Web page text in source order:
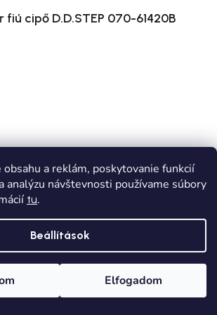
a reklám, poskytovanie funkcií
analýzu návštevnosti používame súbory
tu.
Beállítások
Elfogadom
fiú cipő D.D.STEP 070-61420B